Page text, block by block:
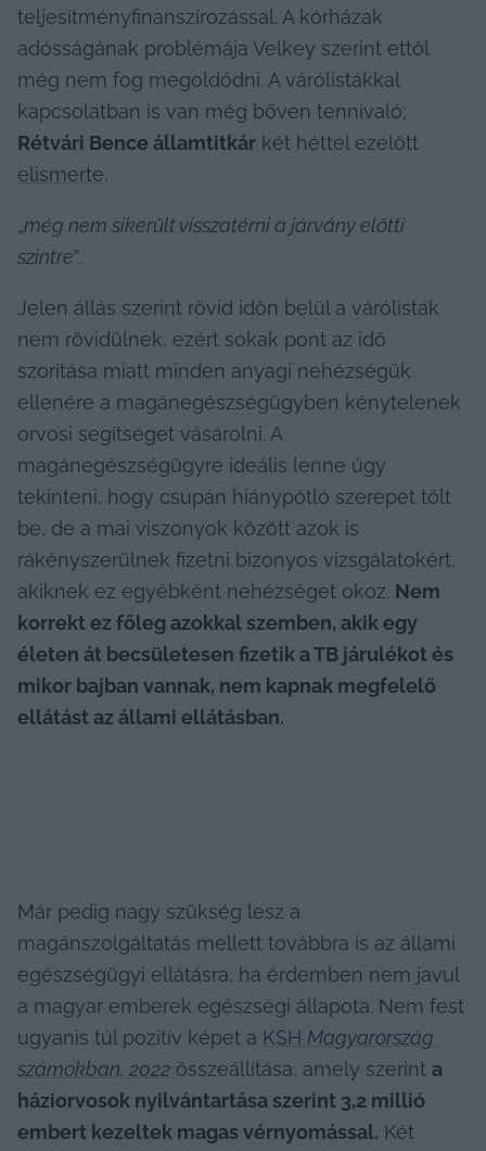
teljesítményfinanszírozással. A kórházak
adósságának problémája Velkey szerint ettől
még nem fog megoldódni. A várólistákkal
Rétvári Bence államtitkár
elismerte,
„még nem sikerült visszatérni a járvány előtti
szintre”.
Jelen állás szerint rövid időn belül a várólisták
nem rövidülnek, ezért sokak pont az idő
szorítása miatt minden anyagi nehézségük
ellenére a magánegészségügyben kénytelenek
orvosi segítséget vásárolni. A
magánegészségügyre ideális lenne úgy
tekinteni, hogy csupán hiánypótló szerepet tölt
be, de a mai viszonyok között azok is
rákényszerülnek fizetni bizonyos vizsgálatokért,
akiknek ez egyébként nehézséget okoz. Nem
korrekt ez főleg azokkal szemben, akik egy
életen át becsületesen fizetik a TB járulékot és
mikor bajban vannak, nem kapnak megfelelő
ellátást az állami ellátásban.
Már pedig nagy szükség lesz a
magánszolgáltatás mellett továbbra is az állami
egészségügyi ellátásra, ha érdemben nem javul
a magyar emberek egészségi állapota. Nem fest
ugyanis túl pozitív képet a KSH Magyarország
számokban, 2022 összeállítása, amely szerint a
háziorvosok nyilvántartása szerint 3,2 millió
embert kezeltek magas vérnyomással. Két